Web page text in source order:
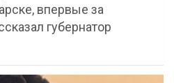
впервые за
губернатор